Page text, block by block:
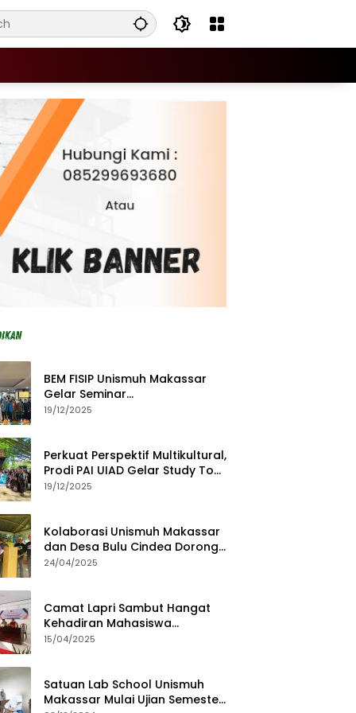
BEM FISIP Unismuh Makassar
Gelar Seminar
Keperempuanan, Bahas
19/12/2025
Perkuat Perspektif Multikultural,
Prodi PAI UIAD Gelar Study Tour
ke Kajang
19/12/2025
Kolaborasi Unismuh Makassar
dan Desa Bulu Cindea Dorong
Sentra Garam Industri
24/04/2025
Camat Lapri Sambut Hangat
Kehadiran Mahasiswa
PoltekMu
15/04/2025
Satuan Lab School Unismuh
Makassar Mulai Ujian Semester,